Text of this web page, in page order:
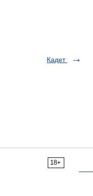
Кадет
18+